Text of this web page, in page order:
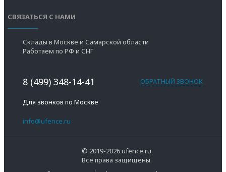
СВЯЗАТЬСЯ С НАМИ
Склады в Москве и Самарской области
Работаем по РФ и СНГ
8 (499) 348-14-41 ОБРАТНЫЙ ЗВОНОК
Для звонков по Москве
info@ufence.ru
© 2019-2026ufence.ru
Все права защищены.